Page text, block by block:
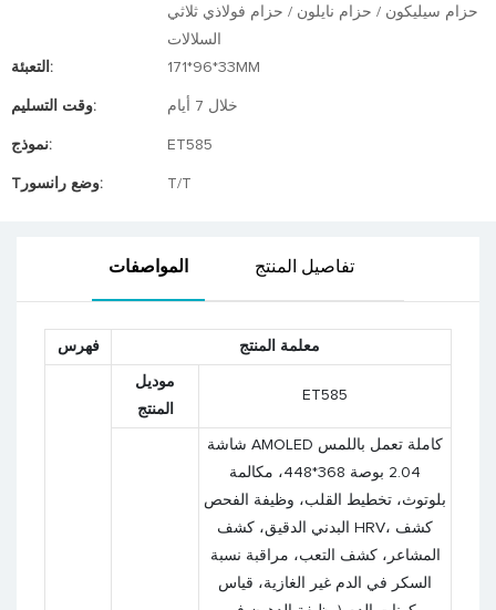
حزام سيليكون / حزام نايلون / حزام فولاذي ثلاثي
السلالات
التعبئة:
171*96*33MM
وقت التسليم: خلال 7 أيام
نموذج: ET585
Tوضع رانسور: T/T
المواصفات تفاصيل المنتج
فهرس
موديل
المنتج
ET585
شاشة AMOLED كاملة تعمل باللمس
2.04 بوصة 368*448، مكالمة
بلوتوث، تخطيط القلب، وظيفة الفحص
البدني الدقيق، كشف HRV، كشف
المشاعر، كشف التعب، مراقبة نسبة
السكر في الدم غير الغازية، قياس